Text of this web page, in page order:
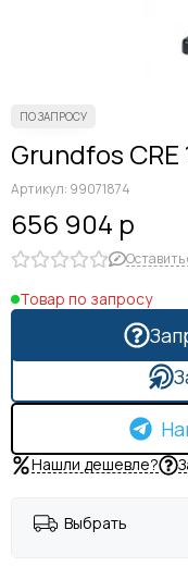
Grundfos
Артикул: 99071874
656 904 р
Оставить
Товар по запросу
Нашли дешевле?
Выбрать